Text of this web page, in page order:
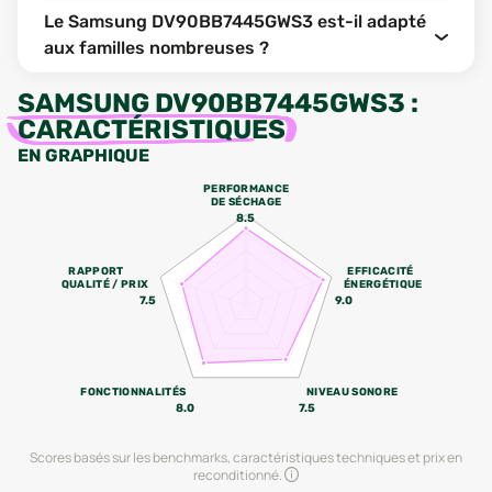
Le Samsung DV90BB7445GWS3 est-il adapté
aux familles nombreuses ?
SAMSUNG DV90BB7445GWS3 :
CARACTÉRISTIQUES
EN GRAPHIQUE
PERFORMANCE
DE SÉCHAGE
8.5
EFFICACITÉ
ÉNERGÉTIQUE
9.0
NIVEAU SONORE
7.5
FONCTIONNALITÉS
8.0
RAPPORT
QUALITÉ / PRIX
7.5
Scores basés sur les benchmarks, caractéristiques techniques et prix en
reconditionné.